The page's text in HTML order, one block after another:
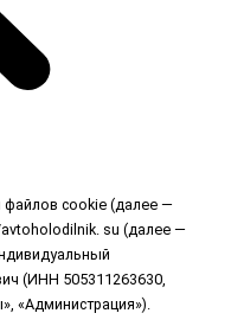
файлов cookie (далее —
su (далее —
(ИНН 505311263630,
«Администрация»).